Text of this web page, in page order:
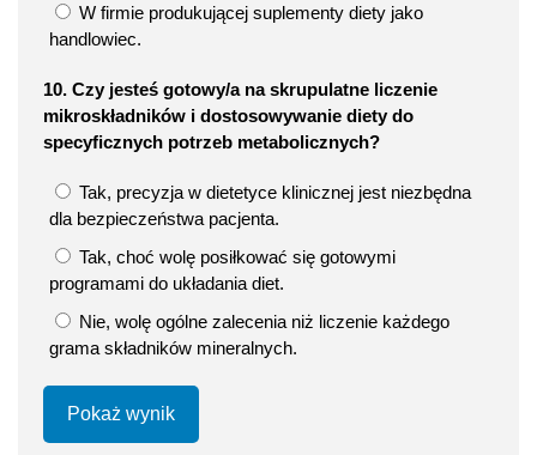
W firmie produkującej suplementy diety jako
handlowiec.
10. Czy jesteś gotowy/a na skrupulatne liczenie
mikroskładników i dostosowywanie diety do
specyficznych potrzeb metabolicznych?
Tak, precyzja w dietetyce klinicznej jest niezbędna
dla bezpieczeństwa pacjenta.
Tak, choć wolę posiłkować się gotowymi
programami do układania diet.
Nie, wolę ogólne zalecenia niż liczenie każdego
grama składników mineralnych.
Pokaż wynik